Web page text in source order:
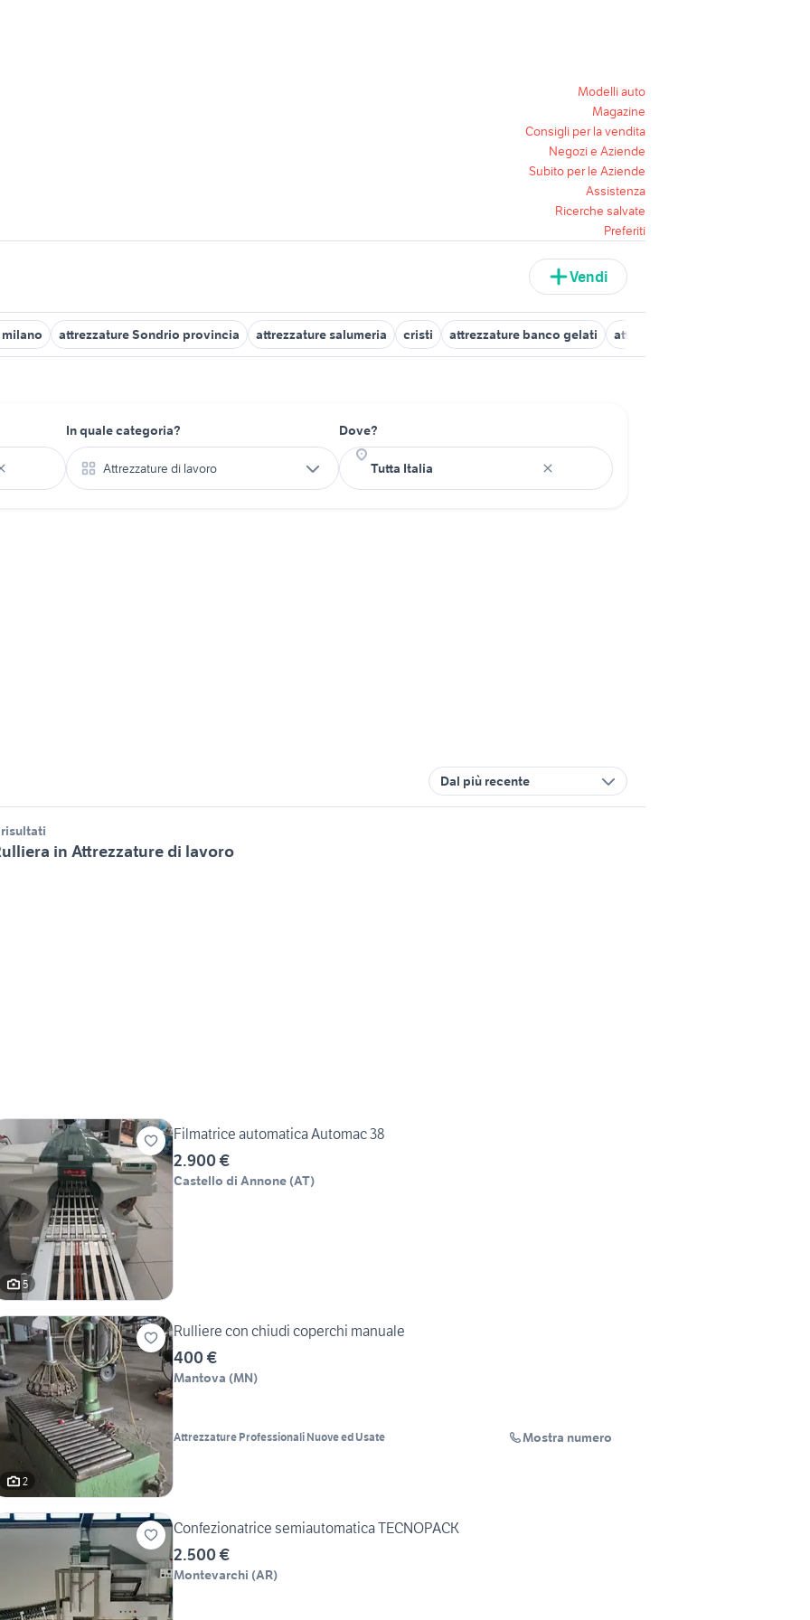
Modelli auto
Magazine
Consigli per la vendita
Negozi e Aziende
Subito per le Aziende
Assistenza
Ricerche salvate
Preferiti
Vendi
attrezzature Sondrio provincia attrezzature salumeria cristi attrezzature banco gelati attrezzature troncatrice alluminio
In quale categoria?
Attrezzature di lavoro
Dove?
Dal più recente
in Attrezzature di lavoro
5
Filmatrice automatica Automac 38
2.900 €
Castello di Annone (AT)
2
Rulliere con chiudi coperchi manuale
400 €
Mantova (MN)
Attrezzature Professionali Nuove ed Usate Mostra numero
Confezionatrice semiautomatica TECNOPACK
2.500 €
Montevarchi (AR)